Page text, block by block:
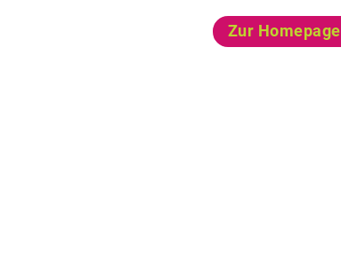
Zur Homepage